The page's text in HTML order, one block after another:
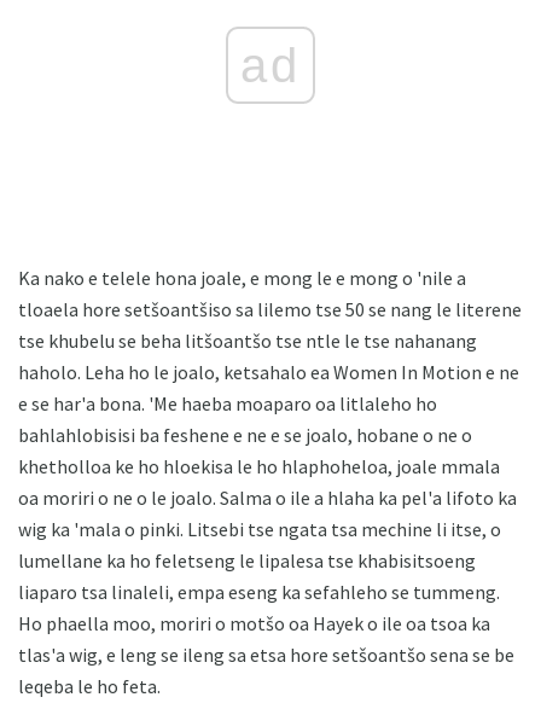
ad
Ka nako e telele hona joale, e mong le e mong o 'nile a
tloaela hore setšoantšiso sa lilemo tse 50 se nang le literene
tse khubelu se beha litšoantšo tse ntle le tse nahanang
haholo. Leha ho le joalo, ketsahalo ea Women In Motion e ne
e se har'a bona. 'Me haeba moaparo oa litlaleho ho
bahlahlobisisi ba feshene e ne e se joalo, hobane o ne o
khetholloa ke ho hloekisa le ho hlaphoheloa, joale mmala
oa moriri o ne o le joalo. Salma o ile a hlaha ka pel'a lifoto ka
wig ka 'mala o pinki. Litsebi tse ngata tsa mechine li itse, o
lumellane ka ho feletseng le lipalesa tse khabisitsoeng
liaparo tsa linaleli, empa eseng ka sefahleho se tummeng.
Ho phaella moo, moriri o motšo oa Hayek o ile oa tsoa ka
tlas'a wig, e leng se ileng sa etsa hore setšoantšo sena se be
leqeba le ho feta.